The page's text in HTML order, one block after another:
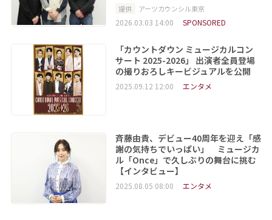
提供 アーツカウンシル東京
2026.03.03 14:00 SPONSORED
「カウントダウン ミュージカルコン
サート 2025-2026」 出演者全員登場
の撮りおろしキービジュアルを公開
2025.09.12 12:00 エンタメ
斉藤由貴、デビュー40周年を迎え「感
謝の気持ちでいっぱい」 ミュージカ
ル「Once」で久しぶりの舞台に挑む
【インタビュー】
2025.08.05 08:00 エンタメ